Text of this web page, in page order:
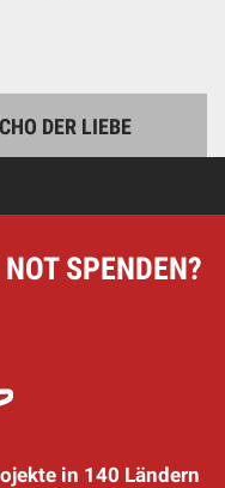
DER LIEBE
SPENDEN?
in 140 Ländern